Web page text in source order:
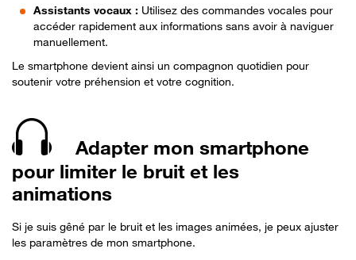
Assistants vocaux : Utilisez des commandes vocales pour
accéder rapidement aux informations sans avoir à naviguer
manuellement.
Le smartphone devient ainsi un compagnon quotidien pour
soutenir votre préhension et votre cognition.
Adapter mon smartphone
pour limiter le bruit et les
animations
Si je suis gêné par le bruit et les images animées, je peux ajuster
les paramètres de mon smartphone.